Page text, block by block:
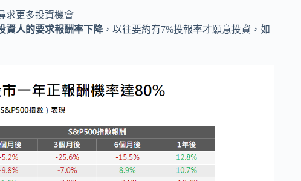
求更多投資機會
資人的要求報酬率下降，以往要約有7%投報率才願意投資，如